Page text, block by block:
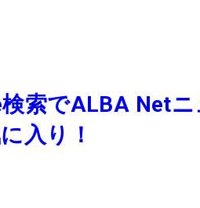
索でALBA Net
入り！